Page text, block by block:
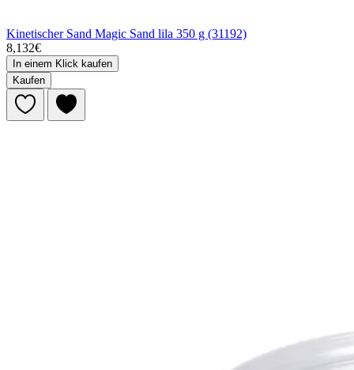
Kinetischer Sand Magic Sand lila 350 g (31192)
8,132€
In einem Klick kaufen
Kaufen